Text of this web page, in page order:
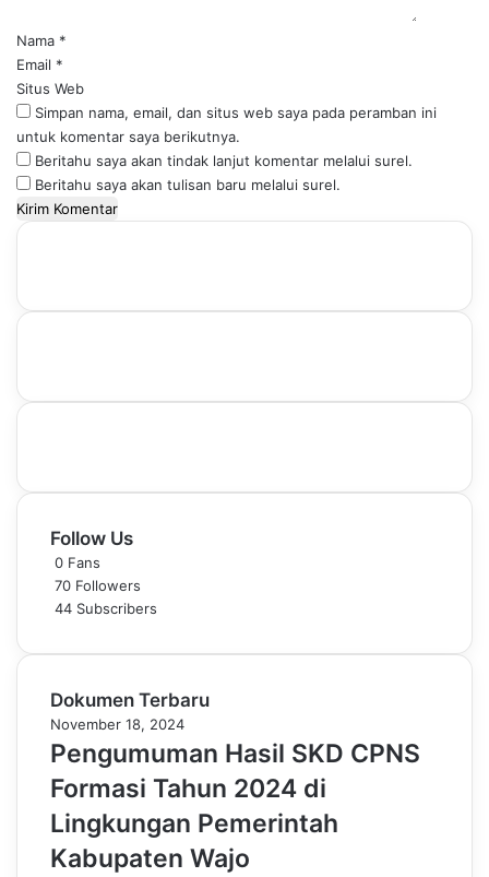
*Nama *
Email *
Situs Web
Simpan nama, email, dan situs web saya pada peramban ini
untuk komentar saya berikutnya.
Beritahu saya akan tindak lanjut komentar melalui surel.
Beritahu saya akan tulisan baru melalui surel.
Follow Us
0 Fans
70 Followers
44 Subscribers
Dokumen Terbaru
November 18, 2024
Pengumuman Hasil SKD CPNS
Formasi Tahun 2024 di
Lingkungan Pemerintah
Kabupaten Wajo